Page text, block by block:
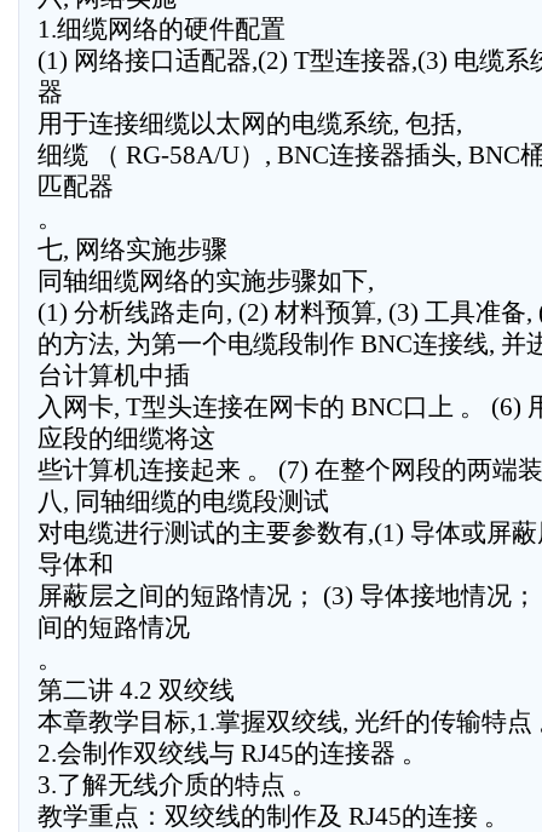
1.细缆网络的硬件配置
(1) 网络接口适配器,(2) T型连接器,(3) 电缆系
器
用于连接细缆以太网的电缆系统, 包括,
细缆 （ RG-58A/U）, BNC连接器插头, BNC
匹配器
。
七, 网络实施步骤
同轴细缆网络的实施步骤如下,
(1) 分析线路走向, (2) 材料预算, (3) 工具准备,
的方法, 为第一个电缆段制作 BNC连接线, 并
台计算机中插
入网卡, T型头连接在网卡的 BNC口上 。 (6)
应段的细缆将这
些计算机连接起来 。 (7) 在整个网段的两端
八, 同轴细缆的电缆段测试
对电缆进行测试的主要参数有,(1) 导体或屏
导体和
屏蔽层之间的短路情况； (3) 导体接地情况
间的短路情况
。
第二讲 4.2 双绞线
本章教学目标,1.掌握双绞线, 光纤的传输特点
2.会制作双绞线与 RJ45的连接器 。
3.了解无线介质的特点 。
教学重点：双绞线的制作及 RJ45的连接 。